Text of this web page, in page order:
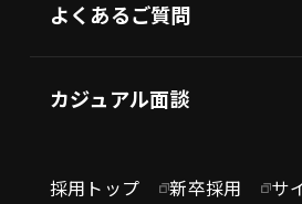
よくあるご質問
カジュアル面談
採用トップ 新卒採用 サ